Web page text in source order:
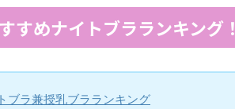
すめナイトブラランキング！
ブラ兼授乳ブラランキング